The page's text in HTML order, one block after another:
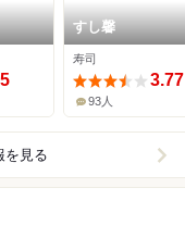
すし馨
寿司
3.77
93人
を見る